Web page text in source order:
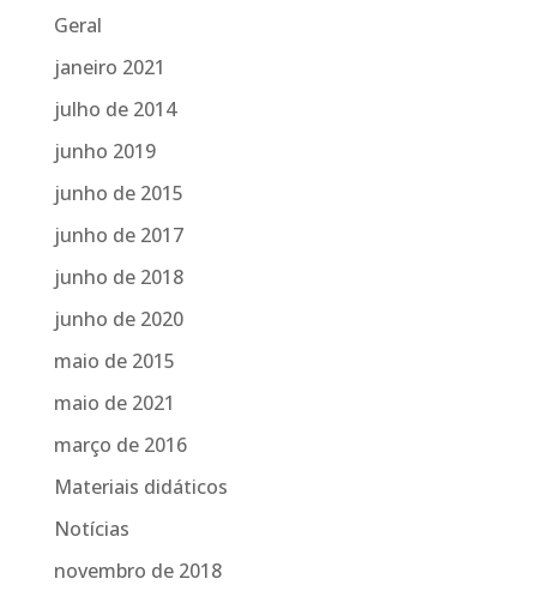
Geral
janeiro 2021
julho de 2014
junho 2019
junho de 2015
junho de 2017
junho de 2018
junho de 2020
maio de 2015
maio de 2021
março de 2016
Materiais didáticos
Notícias
novembro de 2018